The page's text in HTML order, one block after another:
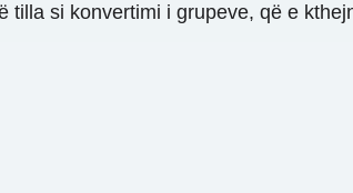
si konvertimi i grupeve, që e